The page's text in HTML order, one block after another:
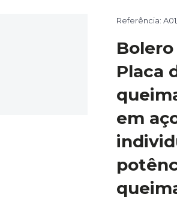
Referência:
Bolero
Placa
em